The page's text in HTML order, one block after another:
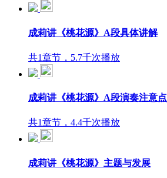
成莉讲《桃花源》A段具体讲解
共1章节，5.7千次播放
成莉讲《桃花源》A段演奏注意点
共1章节，4.4千次播放
成莉讲《桃花源》主题与发展